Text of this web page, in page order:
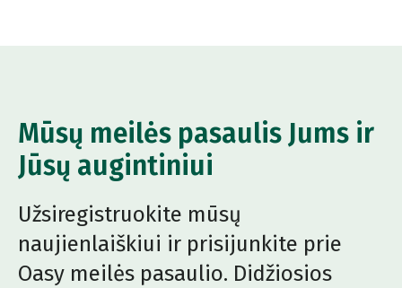
Mūsų meilės pasaulis Jums ir
Jūsų augintiniui
Užsiregistruokite mūsų
naujienlaiškiui ir prisijunkite prie
Oasy meilės pasaulio. Didžiosios